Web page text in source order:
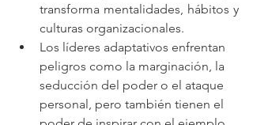
transforma mentalidades, hábitos y
culturas organizacionales.
Los líderes adaptativos enfrentan
peligros como la marginación, la
seducción del poder o el ataque
personal, pero también tienen el